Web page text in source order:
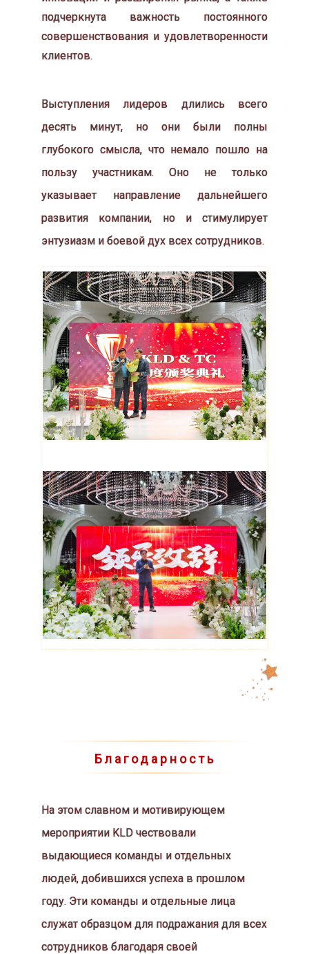
подчеркнута важность постоянного
совершенствования и удовлетворенности
клиентов.
Выступления лидеров длились всего
десять минут, но они были полны
глубокого смысла, что немало пошло на
пользу участникам. Оно не только
указывает направление дальнейшего
развития компании, но и стимулирует
энтузиазм и боевой дух всех сотрудников.
Благодарность
На этом славном и мотивирующем
мероприятии KLD чествовали
выдающиеся команды и отдельных
людей, добившихся успеха в прошлом
году. Эти команды и отдельные лица
служат образцом для подражания для всех
сотрудников благодаря своей